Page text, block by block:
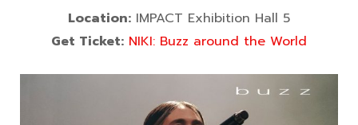
Location: IMPACT Exhibition Hall 5
Get Ticket: NIKI: Buzz around the World